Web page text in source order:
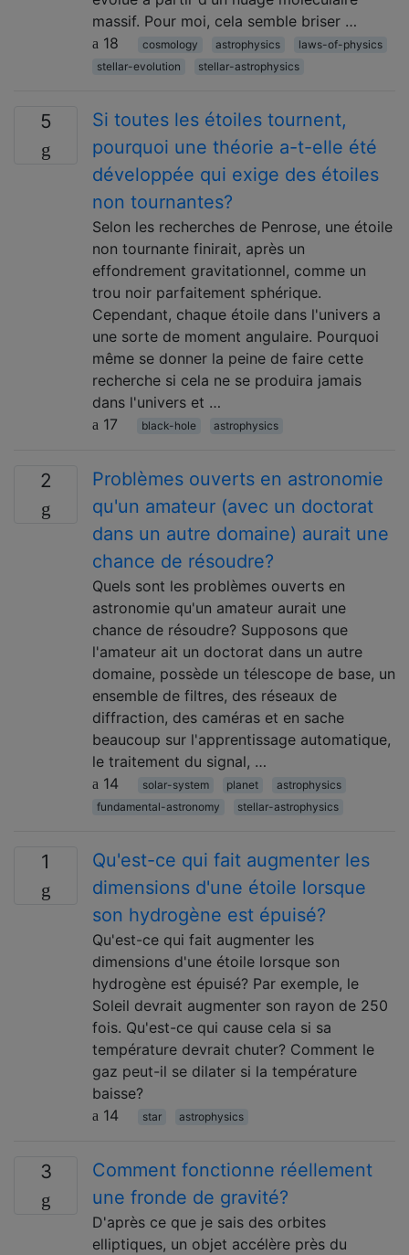
massif. Pour moi, cela semble briser …
18
cosmology astrophysics
laws-of-physics
stellar-evolution
stellar-astrophysics
5
Si toutes les étoiles tournent,
pourquoi une théorie a-t-elle été
développée qui exige des étoiles
non tournantes?
Selon les recherches de Penrose, une étoile
non tournante finirait, après un
effondrement gravitationnel, comme un
trou noir parfaitement sphérique.
Cependant, chaque étoile dans l'univers a
une sorte de moment angulaire. Pourquoi
même se donner la peine de faire cette
recherche si cela ne se produira jamais
dans l'univers et …
17
black-hole astrophysics
2
Problèmes ouverts en astronomie
qu'un amateur (avec un doctorat
dans un autre domaine) aurait une
chance de résoudre?
Quels sont les problèmes ouverts en
astronomie qu'un amateur aurait une
chance de résoudre? Supposons que
l'amateur ait un doctorat dans un autre
domaine, possède un télescope de base, un
ensemble de filtres, des réseaux de
diffraction, des caméras et en sache
beaucoup sur l'apprentissage automatique,
le traitement du signal, …
14
solar-system planet
astrophysics
fundamental-astronomy
stellar-astrophysics
1
Qu'est-ce qui fait augmenter les
dimensions d'une étoile lorsque
son hydrogène est épuisé?
Qu'est-ce qui fait augmenter les
dimensions d'une étoile lorsque son
hydrogène est épuisé? Par exemple, le
Soleil devrait augmenter son rayon de 250
fois. Qu'est-ce qui cause cela si sa
température devrait chuter? Comment le
gaz peut-il se dilater si la température
baisse?
14
star astrophysics
3
Comment fonctionne réellement
une fronde de gravité?
D'après ce que je sais des orbites
elliptiques, un objet accélère près du